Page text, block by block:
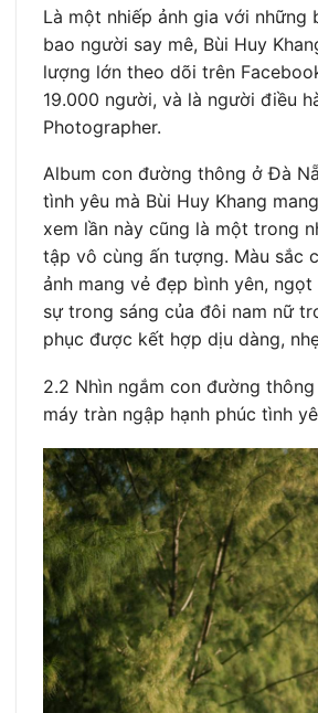
Là một nhiếp ảnh gia với những
bao người say mê, Bùi Huy
lượng lớn theo dõi trên
19.000 người, và là người điều
Photographer.
Album con đường thông ở Đà
tình yêu mà Bùi Huy Khang
xem lần này cũng là một trong
tập vô cùng ấn tượng. Màu sắc
ảnh mang vẻ đẹp bình yên,
sự trong sáng của đôi nam nữ
phục được kết hợp dịu dàng,
2.2 Nhìn ngắm con đường
máy tràn ngập hạnh phúc tình